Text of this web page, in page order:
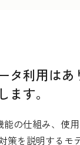
タ利用はあ
ます。
能の仕組み、使
策を説明するモ